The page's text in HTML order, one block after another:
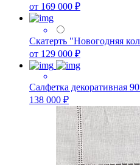
от 169 000 ₽
Скатерть "Новогодняя
от 129 000 ₽
Салфетка декоративная
138 000 ₽